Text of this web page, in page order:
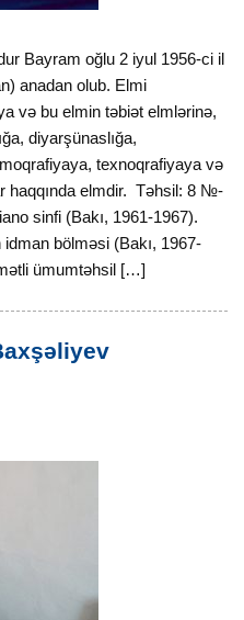
Bayram oğlu 2 iyul 1956-ci il
anadan olub. Elmi
və bu elmin təbiət elmlərinə,
diyarşünaslığa,
texnoqrafiyaya və
haqqında elmdir. Təhsil: 8 №-
sinfi (Bakı, 1961-1967).
bölməsi (Bakı, 1967-
ümumtəhsil […]